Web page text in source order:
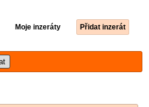
Moje inzeráty Přidat inzerát